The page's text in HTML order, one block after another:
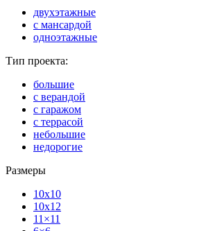
двухэтажные
с мансардой
одноэтажные
Тип проекта:
большие
с верандой
с гаражом
с террасой
небольшие
недорогие
Размеры
10x10
10x12
11×11